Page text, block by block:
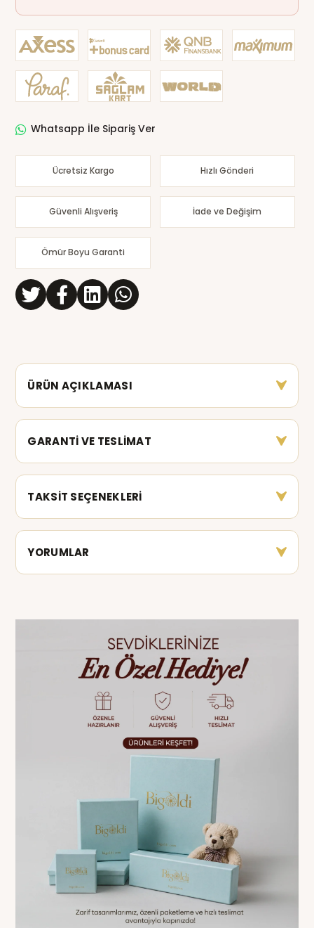
Whatsapp İle Sipariş Ver
Ücretsiz Kargo Hızlı Gönderi
Güvenli Alışveriş İade ve Değişim
Ömür Boyu Garanti
ÜRÜN AÇIKLAMASI
GARANTİ VE TESLİMAT
TAKSİT SEÇENEKLERİ
YORUMLAR